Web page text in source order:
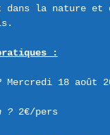
dans la nature et
:
Mercredi 18 août
? 2€/pers